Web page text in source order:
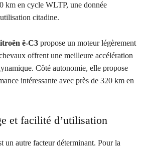
km en cycle WLTP, une donnée
citadine.
ë-C3 propose un moteur légèrement
offrent une meilleure accélération
Côté autonomie, elle propose
intéressante avec près de 320 km en
et facilité d’utilisation
un autre facteur déterminant. Pour la